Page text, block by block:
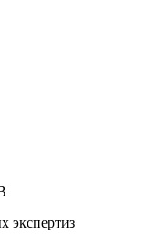
экспертиз